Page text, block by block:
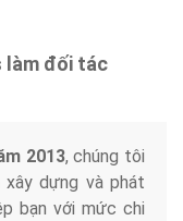
làm đối tác
2013, chúng tôi
dựng và phát
bạn với mức chi